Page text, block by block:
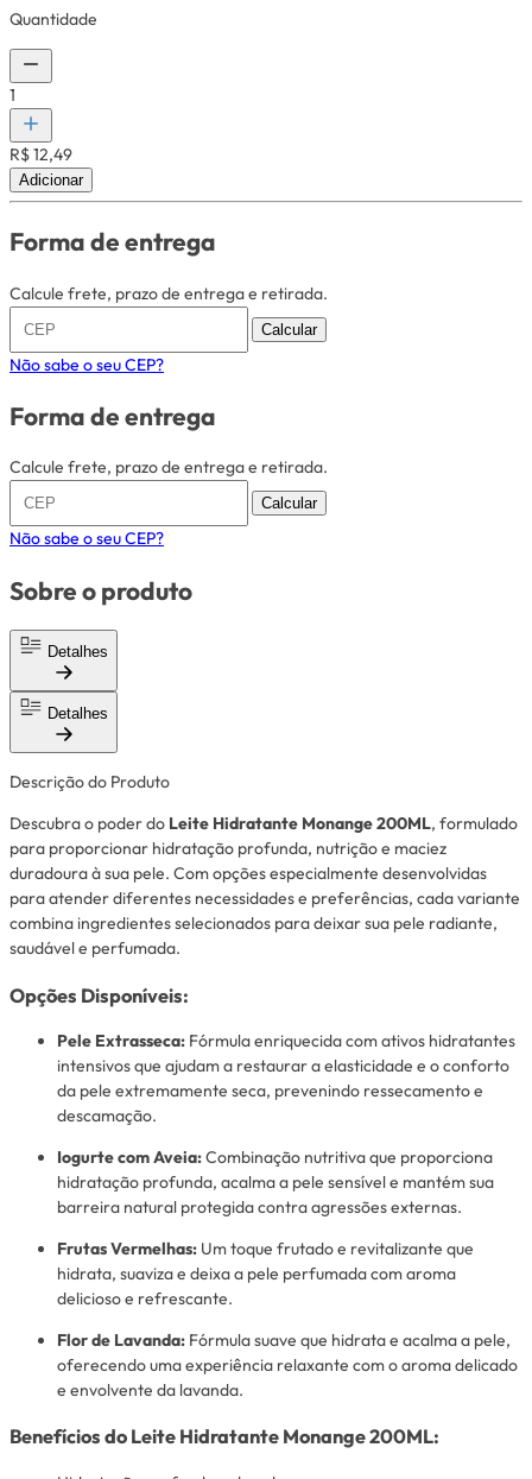
Quantidade
1
R$ 12,49
Adicionar
Forma de entrega
Calcule frete, prazo de entrega e retirada.
Calcular
Não sabe o seu CEP?
Forma de entrega
Calcule frete, prazo de entrega e retirada.
Calcular
Não sabe o seu CEP?
Sobre o produto
Detalhes
Detalhes
Descrição do Produto
Descubra o poder do Leite Hidratante Monange 200ML, formulado
para proporcionar hidratação profunda, nutrição e maciez
duradoura à sua pele. Com opções especialmente desenvolvidas
para atender diferentes necessidades e preferências, cada variante
combina ingredientes selecionados para deixar sua pele radiante,
saudável e perfumada.
Opções Disponíveis:
Pele Extrasseca: Fórmula enriquecida com ativos hidratantes
intensivos que ajudam a restaurar a elasticidade e o conforto
da pele extremamente seca, prevenindo ressecamento e
descamação.
Iogurte com Aveia:Combinação nutritiva que proporciona
hidratação profunda, acalma a pele sensível e mantém sua
barreira natural protegida contra agressões externas.
Frutas Vermelhas: Um toque frutado e revitalizante que
hidrata, suaviza e deixa a pele perfumada com aroma
delicioso e refrescante.
Flor de Lavanda: Fórmula suave que hidrata e acalma a pele,
oferecendo uma experiência relaxante com o aroma delicado
e envolvente da lavanda.
Benefícios do Leite Hidratante Monange 200ML: